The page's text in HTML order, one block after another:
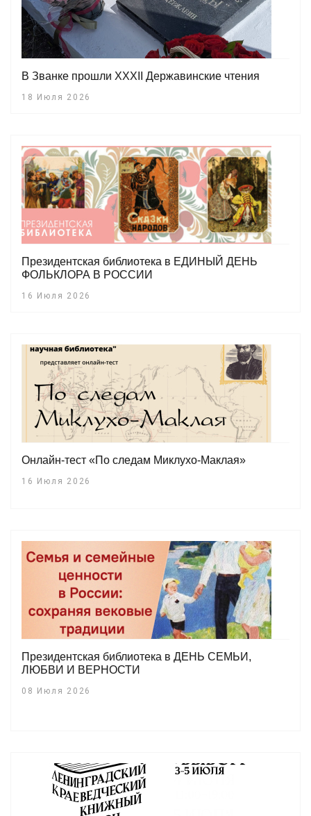
В Званке прошли XXXII Державинские чтения
18 Июля 2026
Президентская библиотека в ЕДИНЫЙ ДЕНЬ
ФОЛЬКЛОРА В РОССИИ
16 Июля 2026
Онлайн-тест «По следам Миклухо-Маклая»
16 Июля 2026
Президентская библиотека в ДЕНЬ СЕМЬИ,
ЛЮБВИ И ВЕРНОСТИ
08 Июля 2026